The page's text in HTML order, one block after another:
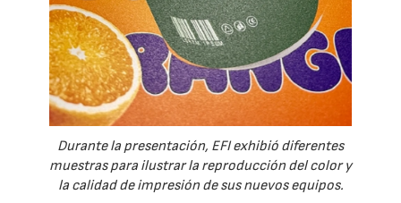
Durante la presentación, EFI exhibió diferentes
muestras para ilustrar la reproducción del color y
la calidad de impresión de sus nuevos equipos.